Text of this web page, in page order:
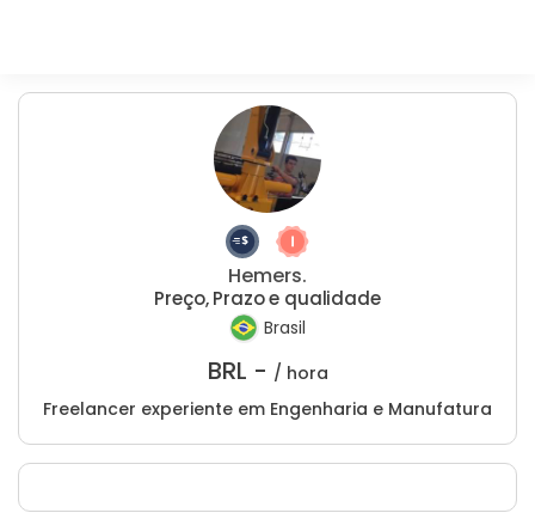
Hemers.
Preço, Prazo e qualidade
Brasil
BRL - / hora
Freelancer experiente em Engenharia e Manufatura